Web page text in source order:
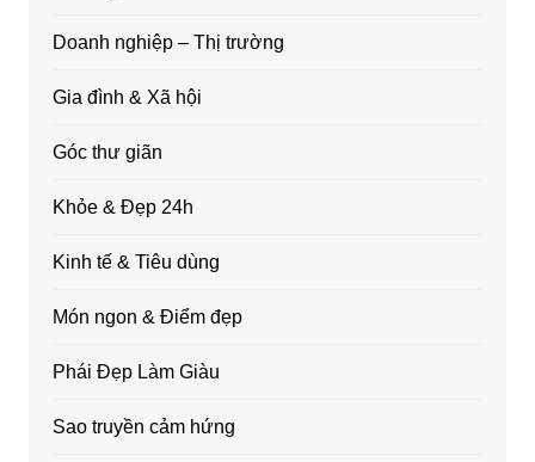
Doanh nghiệp – Thị trường
Gia đình & Xã hội
Góc thư giãn
Khỏe & Đẹp 24h
Kinh tế & Tiêu dùng
Món ngon & Điểm đẹp
Phái Đẹp Làm Giàu
Sao truyền cảm hứng